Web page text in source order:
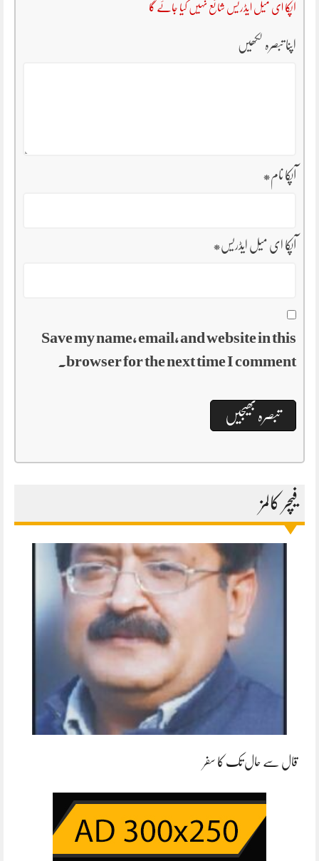
آپکا ای میل ایڈریس شائع نہیں کیا جائے گا
اپنا تبصرہ لکھیں
آپکا نام*
آپکا ای میل ایڈریس*
Save my name, email, and website in this
browser for the next time I comment.
فیچر کالمز
قال سے حال تک کا سفر